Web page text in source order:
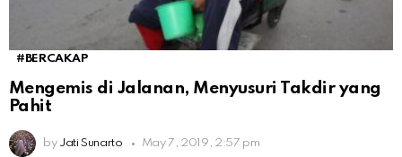
#BERCAKAP
Mengemis di Jalanan, Menyusuri Takdir yang
Pahit
by Jati Sunarto May 7, 2019, 2:57 pm